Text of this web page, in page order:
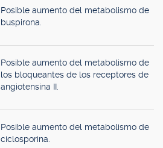
Posible aumento del metabolismo de
buspirona.
Posible aumento del metabolismo de
los bloqueantes de los receptores de
angiotensina II.
Posible aumento del metabolismo de
ciclosporina.